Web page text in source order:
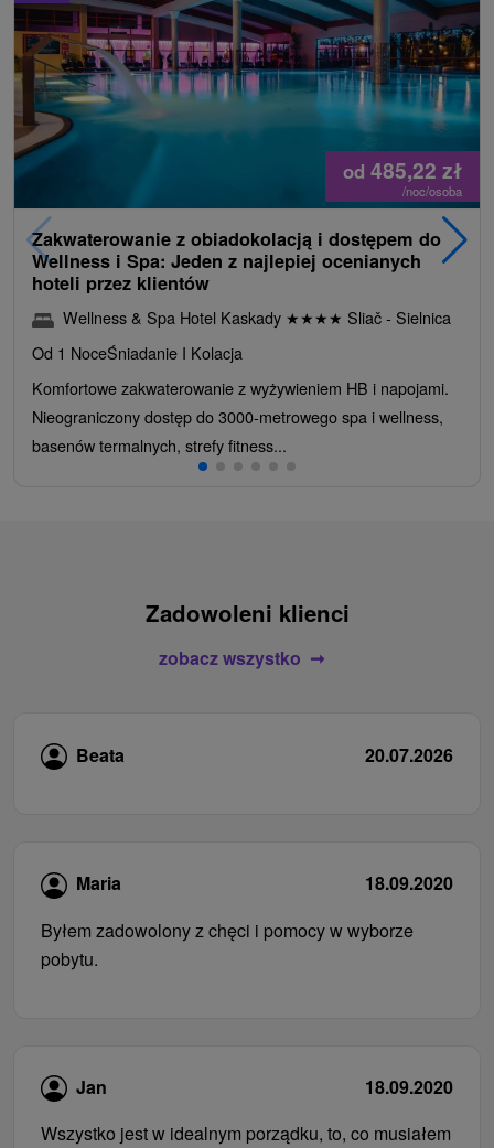
od 485,22 zł
/noc/osoba
Zakwaterowanie z obiadokolacją i dostępem do
Wellness i Spa: Jeden z najlepiej ocenianych
hoteli przez klientów
Wellness & Spa Hotel Kaskady ★★★★ Sliač - Sielnica
Od 1 NoceŚniadanie I Kolacja
Komfortowe zakwaterowanie z wyżywieniem HB i napojami.
Nieograniczony dostęp do 3000-metrowego spa i wellness,
basenów termalnych, strefy fitness...
Zadowoleni klienci
zobacz wszystko
Beata 20.07.2026
Maria
18.09.2020
Byłem zadowolony z chęci i pomocy w wyborze
pobytu.
Jan
18.09.2020
Wszystko jest w idealnym porządku, to, co musiałem